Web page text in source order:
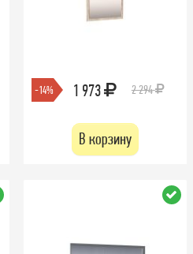
-14% 1 973 2 294
В корзину